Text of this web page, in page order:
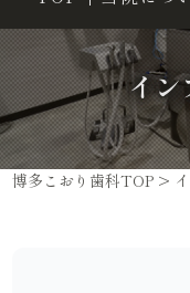
イン
博多こおり歯科TOP >